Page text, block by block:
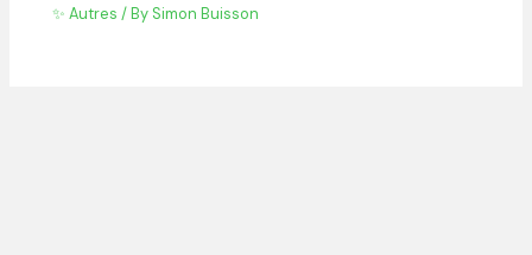
✨ Autres / By Simon Buisson